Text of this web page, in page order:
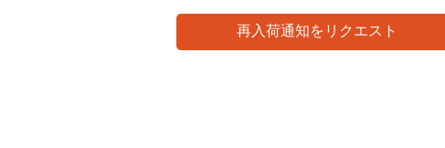
再入荷通知をリクエスト